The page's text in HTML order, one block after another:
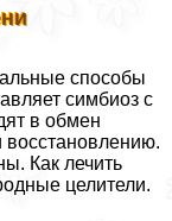
способы
симбиоз с
в обмен
восстановлению.
Как лечить
целители.